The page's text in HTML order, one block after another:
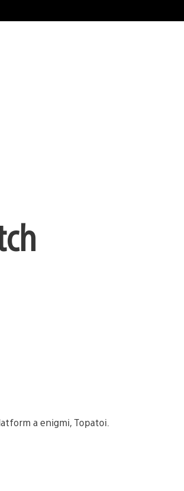
a enigmi, Topatoi.